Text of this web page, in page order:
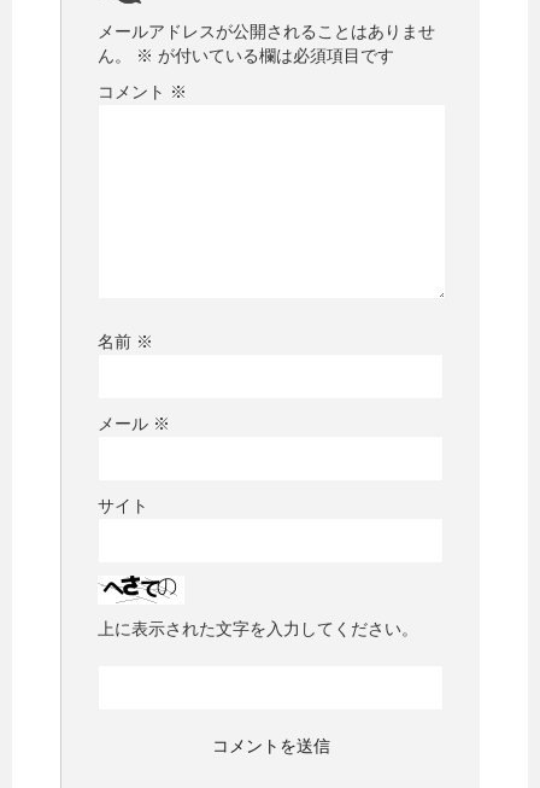
メールアドレスが公開されることはありませ
ん。
※ が付いている欄は必須項目です
コメント ※
名前 ※
メール ※
サイト
上に表示された文字を入力してください。